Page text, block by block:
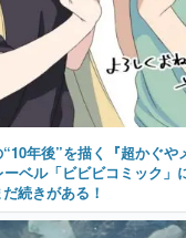
“10年後”を描く『超かぐ
ベル「ビビビコミック」
続きがある！